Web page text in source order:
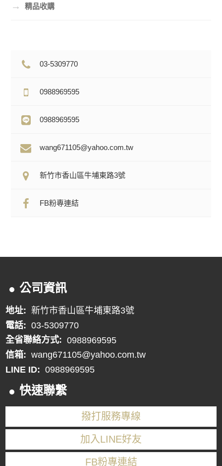
→ 精品收購
03-5309770
0988969595
0988969595
wang671105@yahoo.com.tw
新竹市香山區牛埔東路3號
FB粉專連結
公司資訊
地址: 新竹市香山區牛埔東路3號
電話: 03-5309770
全省聯絡方式: 0988969595
信箱: wang671105@yahoo.com.tw
LINE ID: 0988969595
快速聯繫
撥打服務專線
加入LINE好友
FB粉專連結